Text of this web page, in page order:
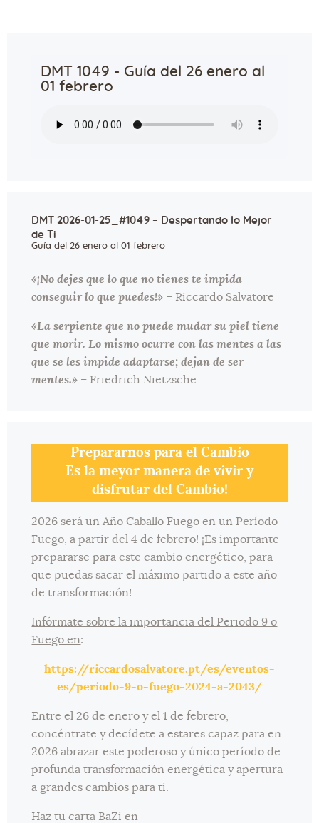
DMT 1049 - Guía del 26 enero al
01 febrero
DMT 2026-01-25_#1049 – Despertando lo Mejor
de Ti
Guía del 26 enero al 01 febrero
«¡No dejes que lo que no tienes te impida
conseguir lo que puedes!» – Riccardo Salvatore
«La serpiente que no puede mudar su piel tiene
que morir. Lo mismo ocurre con las mentes a las
que se les impide adaptarse; dejan de ser
mentes.» – Friedrich Nietzsche
Prepararnos para el Cambio
Es la meyor manera de vivir y
disfrutar del Cambio!
2026 será un Año Caballo Fuego en un Período
Fuego, a partir del 4 de febrero! ¡Es importante
prepararse para este cambio energético, para
que puedas sacar el máximo partido a este año
de transformación!
Infórmate sobre la importancia del Periodo 9 o
Fuego en:
https://riccardosalvatore.pt/es/eventos-
es/periodo-9-o-fuego-2024-a-2043/
Entre el 26 de enero y el 1 de febrero,
concéntrate y decídete a estares capaz para en
2026 abrazar este poderoso y único período de
profunda transformación energética y apertura
a grandes cambios para ti.
Haz tu carta BaZi en